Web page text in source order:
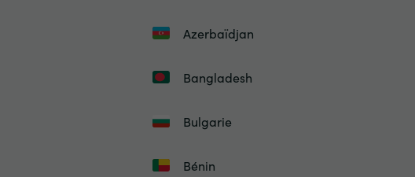
Azerbaïdjan
Bangladesh
Bulgarie
Bénin